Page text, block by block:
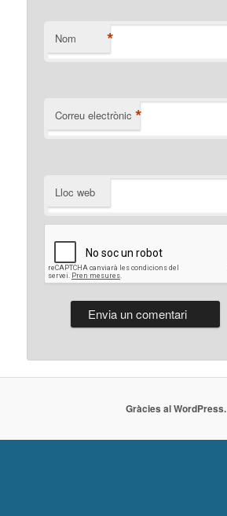
Nom *
Correu electrònic *
Lloc web
Gràcies al WordPress.